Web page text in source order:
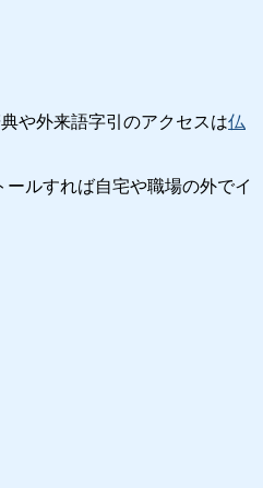
や外来語字引のアクセスは仏
ルすれば自宅や職場の外でイ